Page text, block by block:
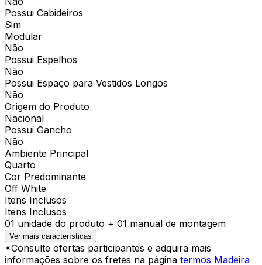
Possui Cabideiros
Sim
Modular
Não
Possui Espelhos
Não
Possui Espaço para Vestidos Longos
Não
Origem do Produto
Nacional
Possui Gancho
Não
Ambiente Principal
Quarto
Cor Predominante
Off White
Itens Inclusos
Itens Inclusos
01 unidade do produto + 01 manual de montagem
Ver mais características
*Consulte ofertas participantes e adquira mais
informações sobre os fretes na página termos Madeira